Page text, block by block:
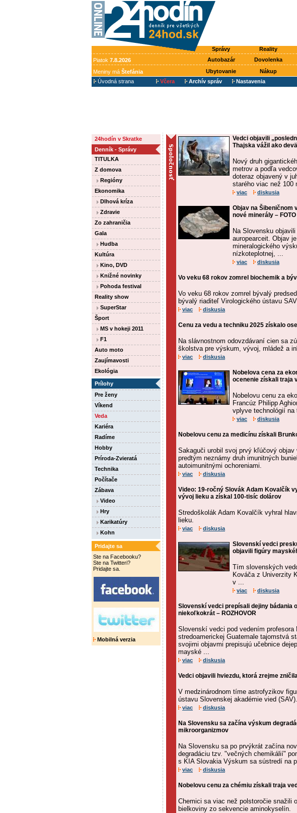
Správy Reality
Piatok 7.8.2026 Autobazár Dovolenka
Meniny má Štefánia Ubytovanie Nákup
Úvodná strana
Včera Archív správ Nastavenia
24hodín v Skratke
Denník - Správy
TITULKA
Z domova
Regióny
Ekonomika
Dlhová kríza
Zdravie
Zo zahraničia
Gala
Hudba
Kultúra
Kino, DVD
Knižné novinky
Pohoda festival
Reality show
SuperStar
Šport
MS v hokeji 2011
F1
Auto moto
Zaujímavosti
Ekológia
Prílohy
Pre ženy
Víkend
Veda
Kariéra
Radíme
Hobby
Príroda-Zvieratá
Technika
Počítače
Zábava
Video
Hry
Karikatúry
Kohn
Pridajte sa
Ste na Facebooku?
Ste na Twitteri?
Pridajte sa.
Mobilná verzia
Vedci objavili
Thajska vážil ako
Nový druh
metrov a podľa
doteraz objavený v
starého viac než 100
viac diskusia
Objav na Šibeničnom
nové minerály – FOTO
Na Slovensku
auropearceit. Objav
mineralogického
nízkoteplotnej, ...
viac diskusia
Vo veku 68 rokov zomrel biochemik a
Vo veku 68 rokov zomrel bývalý
bývalý riaditeľ Virologického ústavu
viac diskusia
Cenu za vedu a techniku 2025 získalo
Na slávnostnom odovzdávaní cien sa
školstva pre výskum, vývoj, mládež a
viac diskusia
Nobelova cena za
ocenenie získali traja
Nobelovu cenu za
Francúz Philipp
vplyve technológií na
viac diskusia
Nobelovu cenu za medicínu získali
Sakaguči urobil svoj prvý kľúčový objav
predtým neznámy druh imunitných
autoimunitnými ochoreniami.
viac diskusia
Video: 19-ročný Slovák Adam Kovalčík
vývoj lieku a získal 100-tisíc dolárov
Stredoškolák Adam Kovalčík vyhral
lieku.
viac diskusia
Slovenskí vedci
objavili figúry
Tím slovenských
Kováča z Univerzity
v ...
viac diskusia
Slovenskí vedci prepísali dejiny bádania
niekoľkokrát – ROZHOVOR
Slovenskí vedci pod vedením profesora
stredoamerickej Guatemale tajomstvá
svojimi objavmi prepisujú učebnice
mayské ...
viac diskusia
Vedci objavili hviezdu, ktorá zrejme
V medzinárodnom tíme astrofyzikov
ústavu Slovenskej akadémie vied (SAV).
viac diskusia
Na Slovensku sa začína výskum
mikroorganizmov
Na Slovensku sa po prvýkrát začína
degradáciu tzv. "večných chemikálií"
s KIA Slovakia Výskum sa sústredí na
viac diskusia
Nobelovu cenu za chémiu získali traja
Chemici sa viac než polstoročie snažili
bielkoviny zo sekvencie aminokyselín.